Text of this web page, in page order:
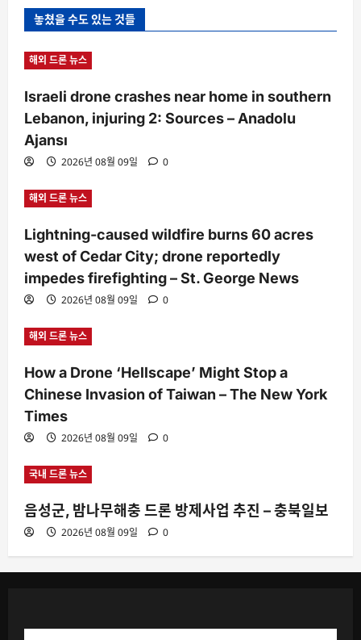
놓쳤을 수도 있는 것들
해외 드론 뉴스
Israeli drone crashes near home in southern
Lebanon, injuring 2: Sources – Anadolu
Ajansı
2026년 08월 09일 0
해외 드론 뉴스
Lightning-caused wildfire burns 60 acres
west of Cedar City; drone reportedly
impedes firefighting – St. George News
2026년 08월 09일 0
해외 드론 뉴스
How a Drone ‘Hellscape’ Might Stop a
Chinese Invasion of Taiwan – The New York
Times
2026년 08월 09일 0
국내 드론 뉴스
음성군, 밤나무해충 드론 방제사업 추진 – 충북일보
2026년 08월 09일 0